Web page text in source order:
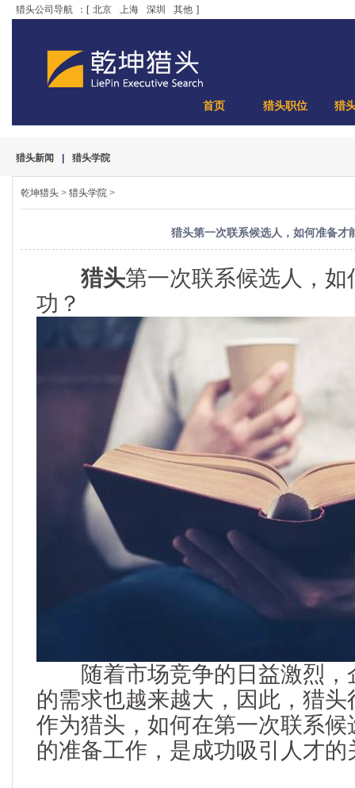
猎头公司导航 ：[ 北京 上海 深圳 其他 ]
首页 猎头职位 猎
猎头新闻 猎头学院
乾坤猎头 > 猎头学院 >
猎头第一次联系候选人，如何准备才
猎头第一次联系候选人，
功？
随着市场竞争的日益激烈，
的需求也越来越大，因此，猎
作为猎头，如何在第一次联系
的准备工作，是成功吸引人才的